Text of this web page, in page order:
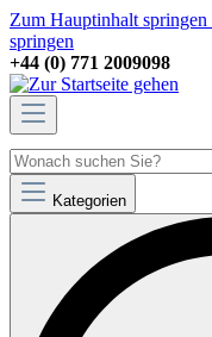
Zum Hauptinhalt springen
springen
+44 (0) 771 2009098
Kategorien